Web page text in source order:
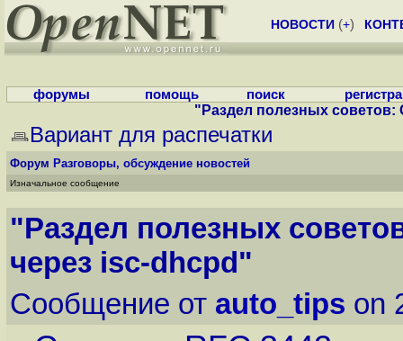
НОВОСТИ (+)
форумы помощь поиск
"Раздел полезных
Вариант для распечатки
Форум Разговоры, обсуждение новостей
Изначальное сообщение
"Раздел полезных
через isc-dhcpd"
Сообщение от auto_tips on